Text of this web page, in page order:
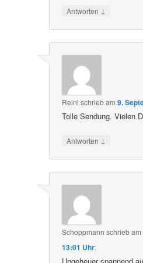
Antworten ↓
Reini schriebam9.
Tolle Sendung. Vielen
Antworten ↓
Schoppmann schriebam
13:01 Uhr: